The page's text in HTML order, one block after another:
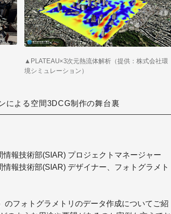
▲PLATEAU×3次元熱流体解析（提供：株式会社環
境シミュレーション）
による空間3DCG制作の舞台裏
報技術部(SIAR) プロジェクトマネージャー
報技術部(SIAR) デザイナー、フォトグラメト
のフォトグラメトリのデータ作成についてご紹